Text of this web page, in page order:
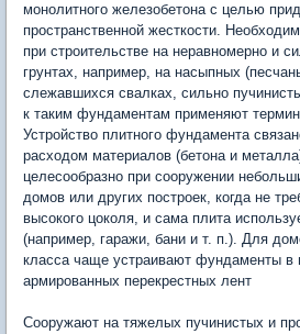
монолитного железобетона с целью
пространственной жесткости.
при строительстве на неравномерно и
грунтах, например, на насыпных
слежавшихся свалках, сильно
к таким фундаментам применяют
Устройство плитного фундамента
расходом материалов (бетона и
целесообразно при сооружении
домов или других построек, когда не
высокого цоколя, и сама плита
(например, гаражи, бани и т. п.). Для
класса чаще устраивают фундаменты в
армированных перекрестных лент
Сооружают на тяжелых пучинистых и